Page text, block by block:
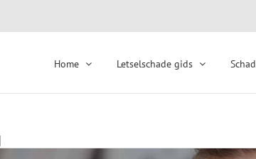
Home Letselschade gids